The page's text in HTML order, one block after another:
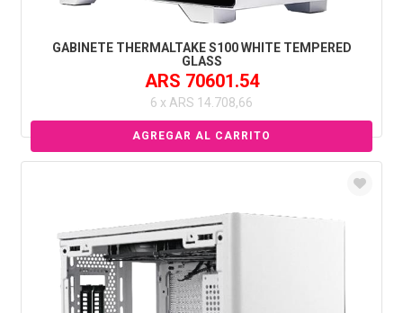
GABINETE THERMALTAKE S100 WHITE TEMPERED
GLASS
ARS 70601.54
6 x ARS 14.708,66